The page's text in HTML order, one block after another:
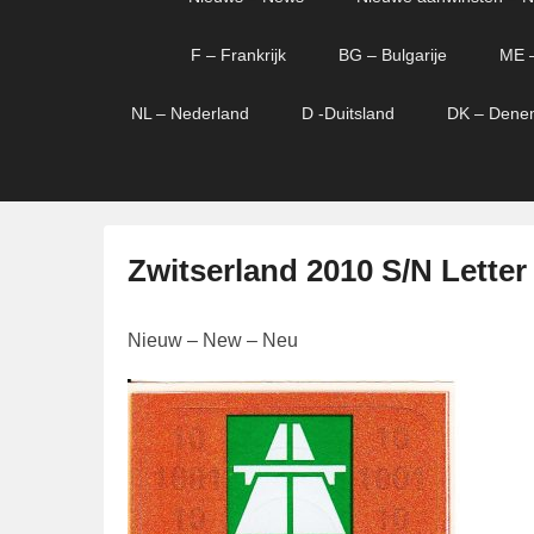
F – Frankrijk BG – Bulgarije ME
NL – Nederland D -Duitsland DK –
Zwitserland 2010 S/N Letter
e
p
l
a
a
t
s
Nieuw – New – Neu